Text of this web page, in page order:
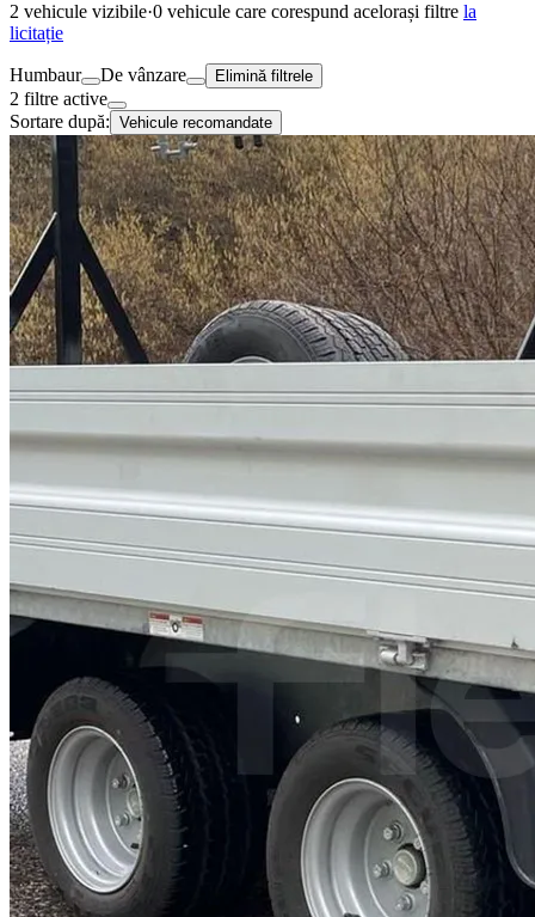
2 vehicule vizibile·0 vehicule care corespund acelorași filtre la
licitație
Humbaur De vânzare Elimină filtrele
2 filtre active
Sortare după: Vehicule recomandate